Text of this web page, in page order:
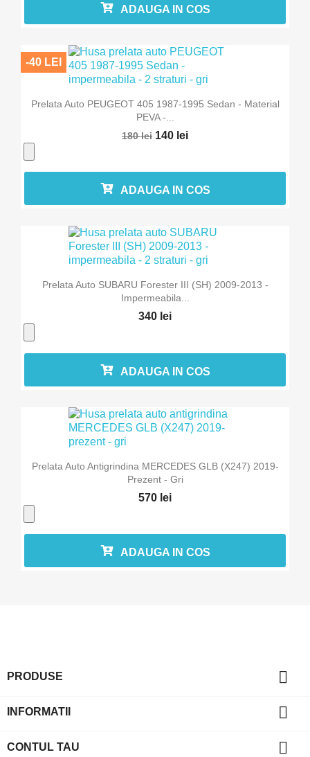
ADAUGA IN COS
Prelata Auto PEUGEOT 405 1987-1995 Sedan - Material
PEVA -...
180 lei 140 lei
-40 LEI
ADAUGA IN COS
Prelata Auto SUBARU Forester III (SH) 2009-2013 -
Impermeabila...
340 lei
ADAUGA IN COS
Prelata Auto Antigrindina MERCEDES GLB (X247) 2019-
Prezent - Gri
570 lei
ADAUGA IN COS
PRODUSE 
INFORMATII 
CONTUL TAU 